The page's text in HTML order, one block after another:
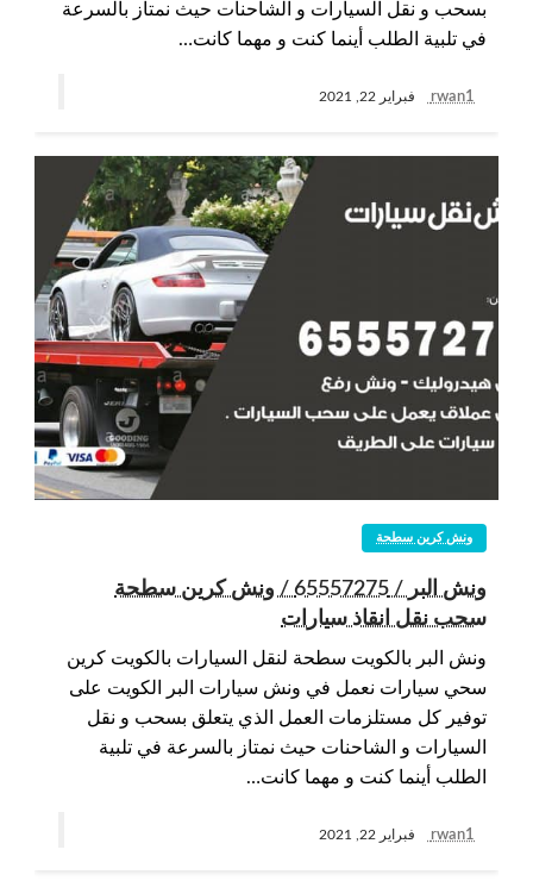
بسحب و نقل السيارات و الشاحنات حيث نمتاز بالسرعة
في تلبية الطلب أينما كنت و مهما كانت…
rwan1 فبراير 22, 2021
ونش كرين سطحة
ونش البر / 65557275 / ونش كرين سطحة
سحب نقل انقاذ سيارات
ونش البر بالكويت سطحة لنقل السيارات بالكويت كرين
سحي سيارات نعمل في ونش سيارات البر الكويت على
توفير كل مستلزمات العمل الذي يتعلق بسحب و نقل
السيارات و الشاحنات حيث نمتاز بالسرعة في تلبية
الطلب أينما كنت و مهما كانت…
rwan1 فبراير 22, 2021